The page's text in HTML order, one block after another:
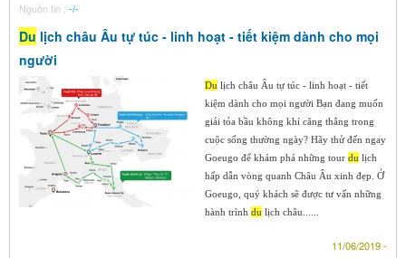
Nguồn tin : -/-
Du lịch châu Âu tự túc - linh hoạt - tiết kiệm dành cho mọi
người
Du lịch châu Âu tự túc - linh hoạt - tiết
kiệm dành cho mọi người Bạn đang muốn
giải tỏa bầu không khí căng thẳng trong
cuộc sống thường ngày? Hãy thử đến ngay
Goeugo để khám phá những tour du lịch
hấp dẫn vòng quanh Châu Âu xinh đẹp. Ở
Goeugo, quý khách sẽ được tư vấn những
hành trình du lịch châu......
11/06/2019 -